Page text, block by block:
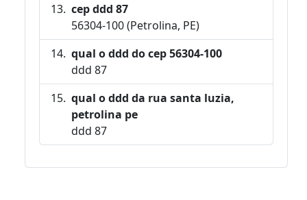
cep ddd 87
56304-100 (Petrolina, PE)
qual o ddd do cep 56304-100
ddd 87
qual o ddd da rua santa luzia,
petrolina pe
ddd 87